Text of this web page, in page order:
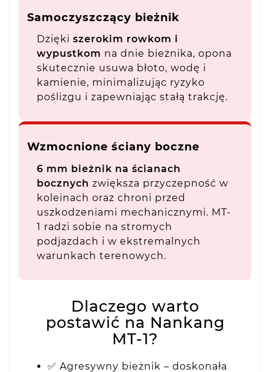
Samoczyszczący bieżnik
Dzięki szerokim rowkom i
wypustkom na dnie bieżnika, opona
skutecznie usuwa błoto, wodę i
kamienie, minimalizując ryzyko
poślizgu i zapewniając stałą trakcję.
Wzmocnione ściany boczne
6 mm bieżnik na ścianach
bocznych zwiększa przyczepność w
koleinach oraz chroni przed
uszkodzeniami mechanicznymi. MT-
1 radzi sobie na stromych
podjazdach i w ekstremalnych
warunkach terenowych.
Dlaczego warto
postawić na Nankang
MT-1?
✅ Agresywny bieżnik – doskonała